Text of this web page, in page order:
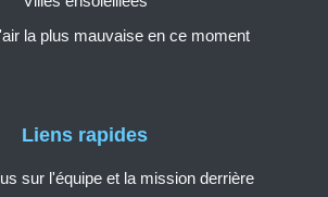
Liens rapides
sur l'équipe et la mission derrière
la plus mauvaise en ce moment